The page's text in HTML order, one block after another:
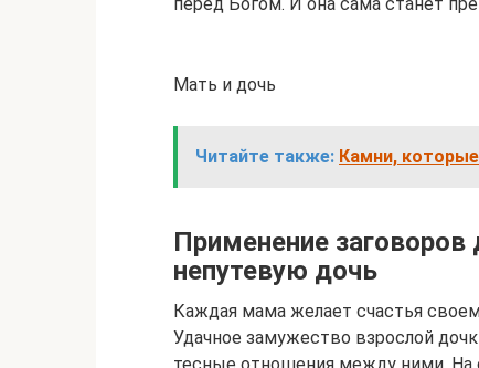
Мать и дочь
Читайте также: Камни,
Применение
непутевую дочь
Каждая мама желает счастья
Удачное замужество взрослой